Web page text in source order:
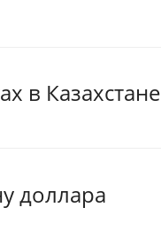
в Казахстане
доллара